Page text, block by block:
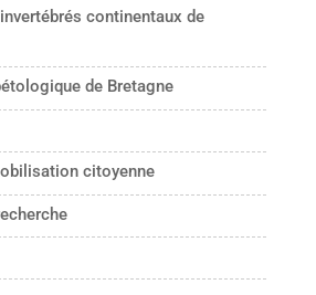
continentaux de
de Bretagne
citoyenne